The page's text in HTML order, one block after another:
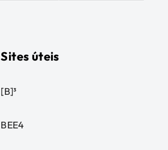
Sites úteis
[B]³
BEE4